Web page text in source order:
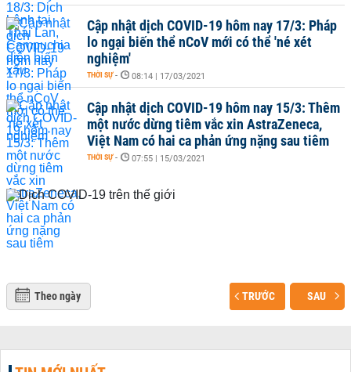
Cập nhật dịch COVID-19 hôm nay 17/3: Pháp
lo ngại biến thể nCoV mới có thể 'né xét
nghiệm'
THỜI SỰ - 08:14 | 17/03/2021
Cập nhật dịch COVID-19 hôm nay 15/3: Thêm
một nước dừng tiêm vắc xin AstraZeneca,
Việt Nam có hai ca phản ứng nặng sau tiêm
THỜI SỰ - 07:55 | 15/03/2021
Theo ngày TRƯỚC SAU